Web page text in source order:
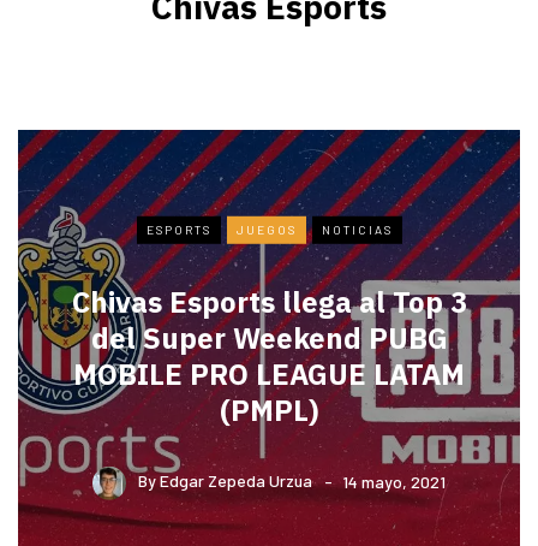
ESPORTS JUEGOS NOTICIAS
Chivas Esports llega al Top 3
del Super Weekend PUBG
MOBILE PRO LEAGUE LATAM
(PMPL)
ByEdgar Zepeda Urzua 14 mayo, 2021